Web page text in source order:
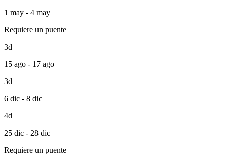
1 may - 4 may
Requiere un puente
3d
15 ago - 17 ago
3d
6 dic - 8 dic
4d
25 dic - 28 dic
Requiere un puente